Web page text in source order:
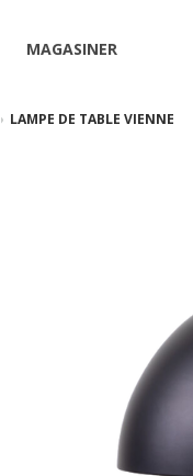
MAGASINER
LAMPE DE TABLE VIENNE